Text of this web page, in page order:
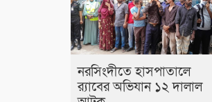
নরসিংদীতে হাসপাতালে
র‍্যাবের অভিযান ১২ দালাল